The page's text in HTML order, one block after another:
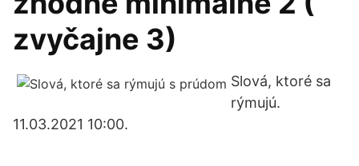
zvyčajne 3)
Slová, ktoré sa
rýmujú.
11.03.2021 10:00.